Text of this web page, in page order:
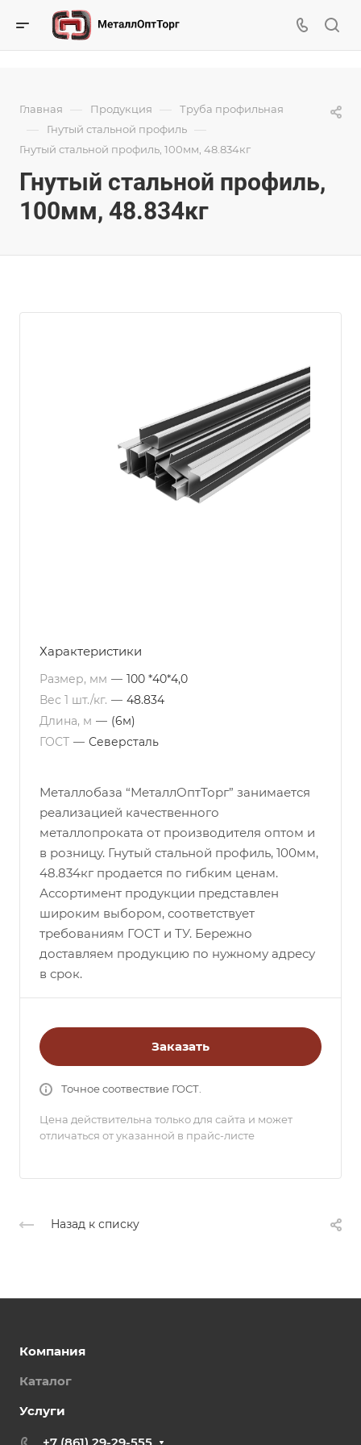
Главная — Продукция — Труба профильная
— Гнутый стальной профиль —
Гнутый стальной профиль, 100мм, 48.834кг
Гнутый стальной профиль,
100мм, 48.834кг
Характеристики
Размер, мм — 100 *40*4,0
Вес 1 шт./кг. — 48.834
Длина, м — (6м)
ГОСТ — Северсталь
Металлобаза “МеталлОптТорг” занимается
реализацией качественного
металлопроката от производителя оптом и
в розницу. Гнутый стальной профиль, 100мм,
48.834кг продается по гибким ценам.
Ассортимент продукции представлен
широким выбором, соответствует
требованиям ГОСТ и ТУ. Бережно
доставляем продукцию по нужному адресу
в срок.
Заказать
Точное соотвествие ГОСТ.
Цена действительна только для сайта и может
отличаться от указанной в прайс-листе
Назад к списку
Компания
Каталог
Услуги